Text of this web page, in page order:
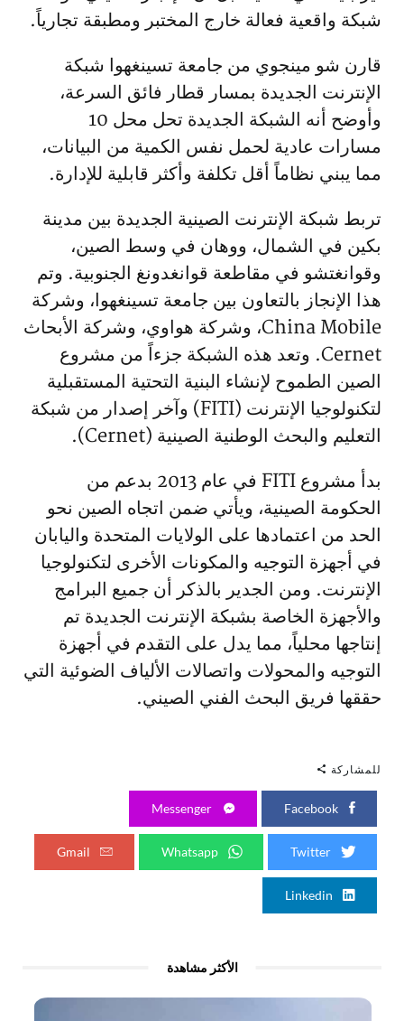
شبكة واقعية فعالة خارج المختبر ومطبقة تجارياً.
قارن شو مينجوي من جامعة تسينغهوا شبكة
الإنترنت الجديدة بمسار قطار فائق السرعة،
وأوضح أنه الشبكة الجديدة تحل محل 10
مسارات عادية لحمل نفس الكمية من البيانات،
مما يبني نظاماً أقل تكلفة وأكثر قابلية للإدارة.
تربط شبكة الإنترنت الصينية الجديدة بين مدينة
بكين في الشمال، ووهان في وسط الصين،
وقوانغتشو في مقاطعة قوانغدونغ الجنوبية. وتم
هذا الإنجاز بالتعاون بين جامعة تسينغهوا، وشركة
China Mobile، وشركة هواوي، وشركة الأبحاث
Cernet. وتعد هذه الشبكة جزءاً من مشروع
الصين الطموح لإنشاء البنية التحتية المستقبلية
لتكنولوجيا الإنترنت (FITI) وآخر إصدار من شبكة
التعليم والبحث الوطنية الصينية (Cernet).
بدأ مشروع FITI في عام 2013 بدعم من
الحكومة الصينية، ويأتي ضمن اتجاه الصين نحو
الحد من اعتمادها على الولايات المتحدة واليابان
في أجهزة التوجيه والمكونات الأخرى لتكنولوجيا
الإنترنت. ومن الجدير بالذكر أن جميع البرامج
والأجهزة الخاصة بشبكة الإنترنت الجديدة تم
إنتاجها محلياً، مما يدل على التقدم في أجهزة
التوجيه والمحولات واتصالات الألياف الضوئية التي
حققها فريق البحث الفني الصيني.
للمشاركة
الأكثر مشاهدة